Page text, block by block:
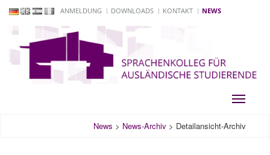
ANMELDUNG DOWNLOADS KONTAKT NEWS
Toggle
News > News-Archiv > Detailansicht-Archiv